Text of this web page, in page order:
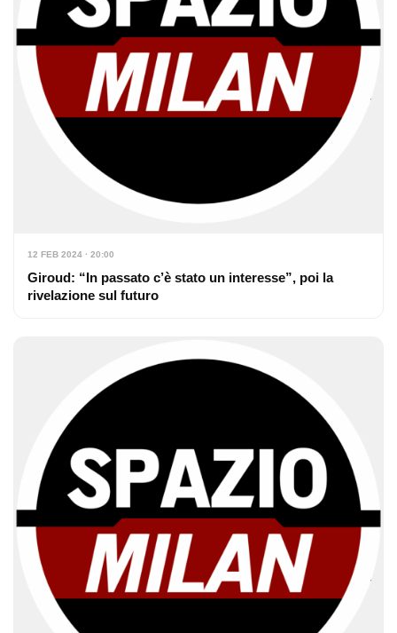
12 FEB 2024 · 20:00
Giroud: “In passato c’è stato un interesse”, poi la
rivelazione sul futuro